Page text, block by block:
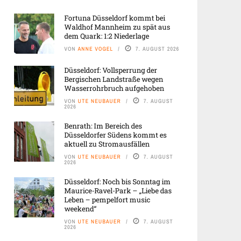
Fortuna Düsseldorf kommt bei
Waldhof Mannheim zu spät aus
dem Quark: 1:2 Niederlage
VON ANNE VOGEL 7. AUGUST 2026
Düsseldorf: Vollsperrung der
Bergischen Landstraße wegen
Wasserrohrbruch aufgehoben
VON UTE NEUBAUER 7. AUGUST
2026
Benrath: Im Bereich des
Düsseldorfer Südens kommt es
aktuell zu Stromausfällen
VON UTE NEUBAUER 7. AUGUST
2026
Düsseldorf: Noch bis Sonntag im
Maurice-Ravel-Park – „Liebe das
Leben – pempelfort music
weekend“
VON UTE NEUBAUER 7. AUGUST
2026